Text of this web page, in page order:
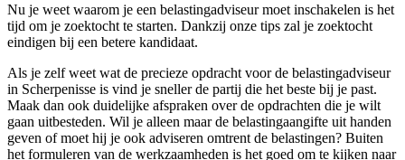
Nu je weet waarom je een belastingadviseur moet inschakelen is het
tijd om je zoektocht te starten. Dankzij onze tips zal je zoektocht
eindigen bij een betere kandidaat.
Als je zelf weet wat de precieze opdracht voor de belastingadviseur
in Scherpenisse is vind je sneller de partij die het beste bij je past.
Maak dan ook duidelijke afspraken over de opdrachten die je wilt
gaan uitbesteden. Wil je alleen maar de belastingaangifte uit handen
geven of moet hij je ook adviseren omtrent de belastingen? Buiten
het formuleren van de werkzaamheden is het goed om te kijken naar